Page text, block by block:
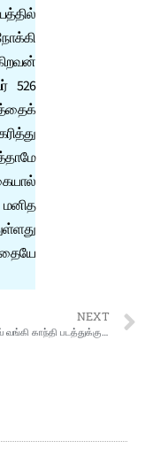
526
NEXT